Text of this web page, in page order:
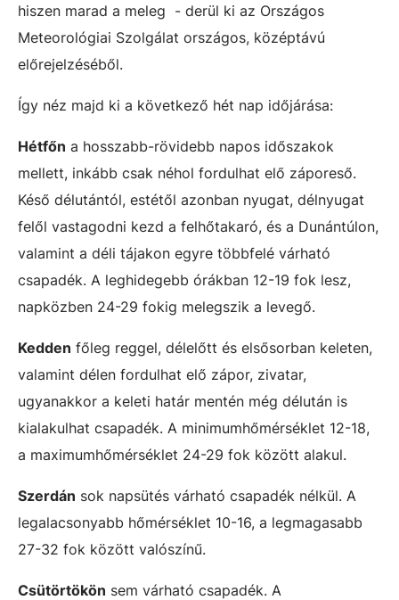
hiszen marad a meleg - derül ki az Országos
Meteorológiai Szolgálat országos, középtávú
előrejelzéséből.
Így néz majd ki a következő hét nap időjárása:
Hétfőn a hosszabb-rövidebb napos időszakok
mellett, inkább csak néhol fordulhat elő záporeső.
Késő délutántól, estétől azonban nyugat, délnyugat
felől vastagodni kezd a felhőtakaró, és a Dunántúlon,
valamint a déli tájakon egyre többfelé várható
csapadék. A leghidegebb órákban 12-19 fok lesz,
napközben 24-29 fokig melegszik a levegő.
Kedden főleg reggel, délelőtt és elsősorban keleten,
valamint délen fordulhat elő zápor, zivatar,
ugyanakkor a keleti határ mentén még délután is
kialakulhat csapadék. A minimumhőmérséklet 12-18,
a maximumhőmérséklet 24-29 fok között alakul.
Szerdán sok napsütés várható csapadék nélkül. A
legalacsonyabb hőmérséklet 10-16, a legmagasabb
27-32 fok között valószínű.
Csütörtökön sem várható csapadék. A